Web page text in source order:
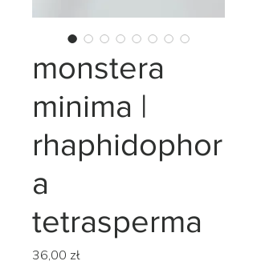
monstera
minima |
rhaphidophor
a
tetrasperma
36,00 złCena